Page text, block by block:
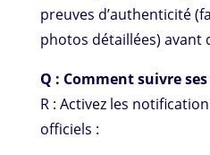
preuves d’authenticité
photos détaillées) avant
Q : Comment suivre
R : Activez les
officiels :